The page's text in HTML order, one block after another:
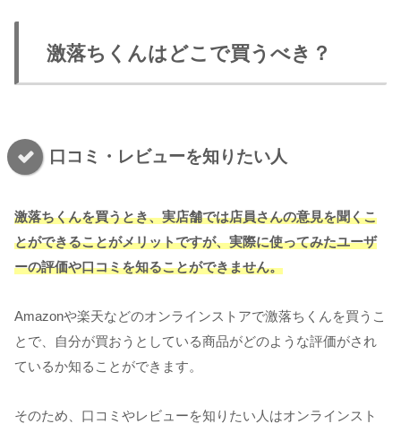
激落ちくんはどこで買うべき？
口コミ・レビューを知りたい人
激落ちくんを買うとき、実店舗では店員さんの意見を聞くこ
とができることがメリットですが、実際に使ってみたユーザ
ーの評価や口コミを知ることができません。
Amazonや楽天などのオンラインストアで激落ちくんを買うこ
とで、自分が買おうとしている商品がどのような評価がされ
ているか知ることができます。
そのため、口コミやレビューを知りたい人はオンラインスト